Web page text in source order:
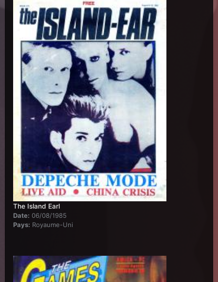
The Island Earl
Date: 06/08/1985
Pays: Royaume-Uni